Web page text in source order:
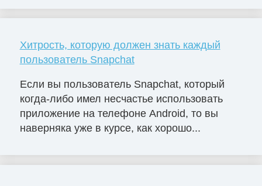
Хитрость, которую должен знать каждый
пользователь Snapchat
Если вы пользователь Snapchat, который
когда-либо имел несчастье использовать
приложение на телефоне Android, то вы
наверняка уже в курсе, как хорошо...